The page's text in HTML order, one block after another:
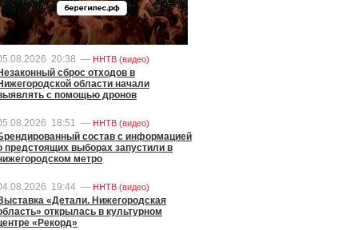
20:38 — ННТВ (видео)
сброс отходов в
области начали
с помощью дронов
18:51 — ННТВ (видео)
состав с информацией
предстоящих выборах запустили в
метро
19:44 — ННТВ (видео)
«Детали. Нижегородская
открылась в культурном
«Рекорд»